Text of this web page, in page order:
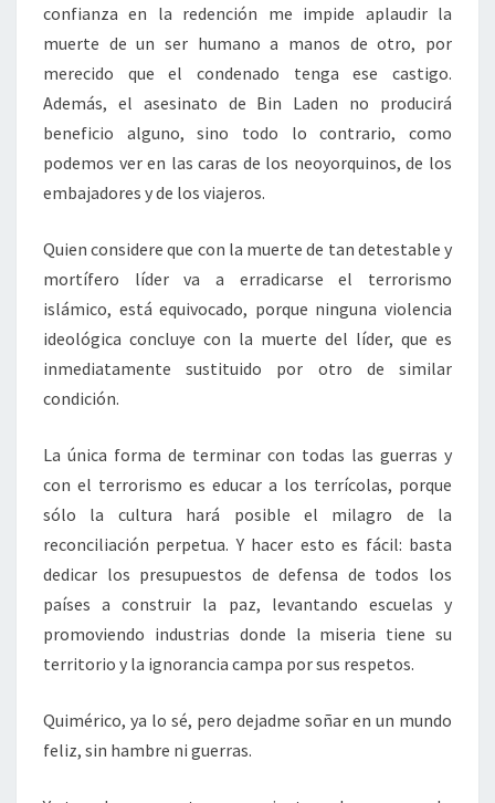
confianza en la redención me impide aplaudir la
muerte de un ser humano a manos de otro, por
merecido que el condenado tenga ese castigo.
Además, el asesinato de Bin Laden no producirá
beneficio alguno, sino todo lo contrario, como
podemos ver en las caras de los neoyorquinos, de los
embajadores y de los viajeros.
Quien considere que con la muerte de tan detestable y
mortífero líder va a erradicarse el terrorismo
islámico, está equivocado, porque ninguna violencia
ideológica concluye con la muerte del líder, que es
inmediatamente sustituido por otro de similar
condición.
La única forma de terminar con todas las guerras y
con el terrorismo es educar a los terrícolas, porque
sólo la cultura hará posible el milagro de la
reconciliación perpetua. Y hacer esto es fácil: basta
dedicar los presupuestos de defensa de todos los
países a construir la paz, levantando escuelas y
promoviendo industrias donde la miseria tiene su
territorio y la ignorancia campa por sus respetos.
Quimérico, ya lo sé, pero dejadme soñar en un mundo
feliz, sin hambre ni guerras.